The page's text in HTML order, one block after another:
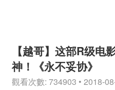
【越哥】这部R级电
神！《永不妥协》
觀看次數: 734903 • 2018-